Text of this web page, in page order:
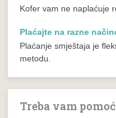
Kofer vam ne naplaćuje
Plaćajte na razne
Plaćanje smještaja je
metodu.
Treba vam